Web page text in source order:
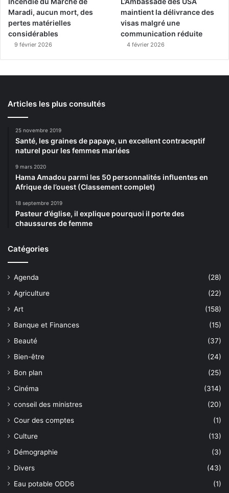
Maradi, aucun mort, des
pertes matérielles
considérables
9 février 2026
maintient la délivrance des
visas malgré une
communication réduite
4 février 2026
Articles les plus consultés
25 novembre 2019
Santé, les graines de papaye, un excellent contraceptif
naturel pour les femmes mariées
9 mars 2020
Hama Amadou parmi les 50 personnalités influentes en
Afrique de l’ouest (Classement complet)
18 septembre 2019
Pasteur d’église, il explique pourquoi il porte des
chaussures de femme
Catégories
Agenda
(28)
Agriculture
(22)
Art
(158)
Banque et Finances
(15)
Beauté
(37)
Bien-être
(24)
Bon plan
(25)
Cinéma
(314)
conseil des ministres
(20)
Cour des comptes
(1)
Culture
(13)
Démographie
(3)
Divers
(43)
Eau potable ODD6
(1)